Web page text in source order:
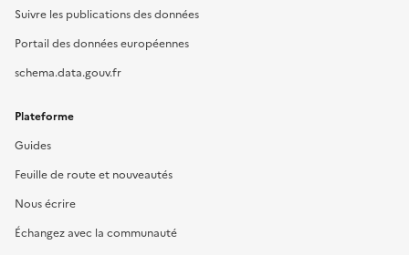
Suivre les publications des données
Portail des données européennes
schema.data.gouv.fr
Plateforme
Guides
Feuille de route et nouveautés
Nous écrire
Échangez avec la communauté